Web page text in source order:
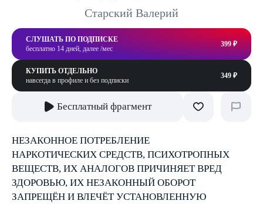
Старский Валерий
СЛУШАТЬ ПО ПОДПИСКЕ
бесплатно 14 дней, далее /мес
399 ₽
КУПИТЬ ОТДЕЛЬНО
навсегда в профиле и без подписки
349 ₽
Бесплатный фрагмент
НЕЗАКОННОЕ ПОТРЕБЛЕНИЕ
НАРКОТИЧЕСКИХ СРЕДСТВ, ПСИХОТРОПНЫХ
ВЕЩЕСТВ, ИХ АНАЛОГОВ ПРИЧИНЯЕТ ВРЕД
ЗДОРОВЬЮ, ИХ НЕЗАКОННЫЙ ОБОРОТ
ЗАПРЕЩЁН И ВЛЕЧЁТ УСТАНОВЛЕННУЮ